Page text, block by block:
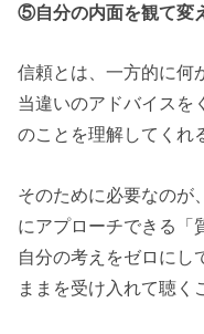
⑤自分の内面を観て変
信頼とは、一方的に何
当違いのアドバイスを
のことを理解してくれ
そのために必要なのが
にアプローチできる「
自分の考えをゼロにし
ままを受け入れて聴く